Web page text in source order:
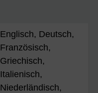
Englisch, Deutsch,
Französisch,
Griechisch,
Italienisch,
Niederländisch,